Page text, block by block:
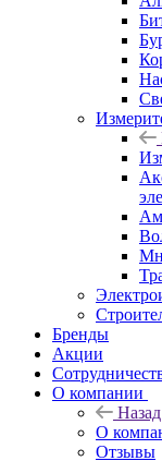
Бренды
Акции
О компании
Назад
О
Отзывы